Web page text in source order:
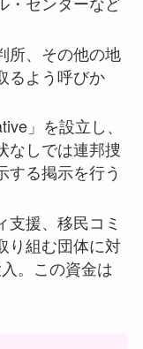
所、その他の地
るよう呼びか
」を設立し、
なしでは連邦捜
する掲示を行う
援、移民コミ
り組む団体に対
。この資金は